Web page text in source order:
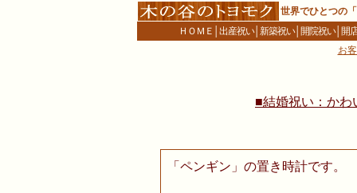
世界でひとつの
ＨＯＭＥ │出産祝い│新築祝い│開院祝い│開
お
■結婚祝い：か
「ペンギン」の置き時計です。